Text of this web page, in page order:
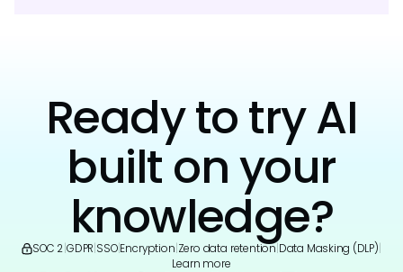
Ready to try AI
built on your
knowledge?
SOC 2 GDPR SSO|Encryption Zero data retention Data Masking (DLP)
Learn more